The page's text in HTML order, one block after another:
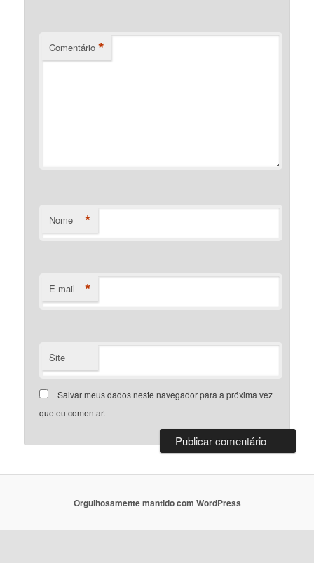
Comentário *
Nome *
E-mail *
Site
Salvar meus dados neste navegador para a próxima vez
que eu comentar.
Orgulhosamente mantido com WordPress